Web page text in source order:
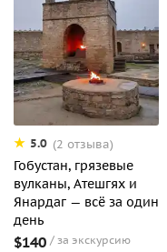
5.0 (2 отзыва)
Гобустан, грязевые
вулканы, Атешгях и
Янардаг — всё за один
день
$140 за экскурсию